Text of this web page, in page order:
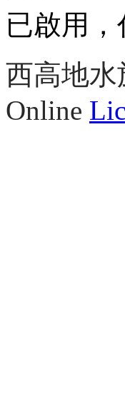
已啟用
西高地水
Online